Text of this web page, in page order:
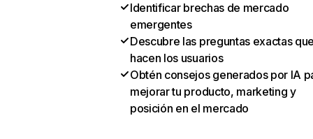
Identificar brechas de mercado
emergentes
Descubre las preguntas exactas
hacen los usuarios
Obtén consejos generados por IA
mejorar tu producto, marketing y
posición en el mercado